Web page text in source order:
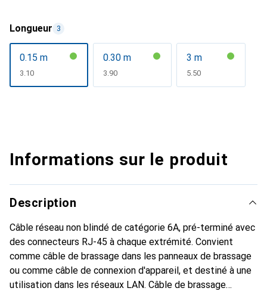
Longueur 3
0.15 m
CHF
3.10
0.30 m
CHF
3.90
3 m
CHF
5.50
Informations sur le produit
Description
Câble réseau non blindé de catégorie 6A, pré-terminé avec
des connecteurs RJ-45 à chaque extrémité. Convient
comme câble de brassage dans les panneaux de brassage
ou comme câble de connexion d'appareil, et destiné à une
utilisation dans les réseaux LAN. Câble de brassage